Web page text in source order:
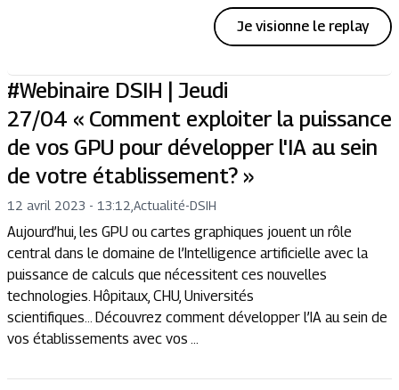
Je visionne le replay
#Webinaire DSIH | Jeudi
27/04 « Comment exploiter la puissance
de vos GPU pour développer l'IA au sein
de votre établissement? »
12 avril 2023 - 13:12 Actualité-DSIH
Aujourd’hui, les GPU ou cartes graphiques jouent un rôle
central dans le domaine de l’Intelligence artificielle avec la
puissance de calculs que nécessitent ces nouvelles
technologies. Hôpitaux, CHU, Universités
scientifiques… Découvrez comment développer l’IA au sein de
vos établissements avec vos ...